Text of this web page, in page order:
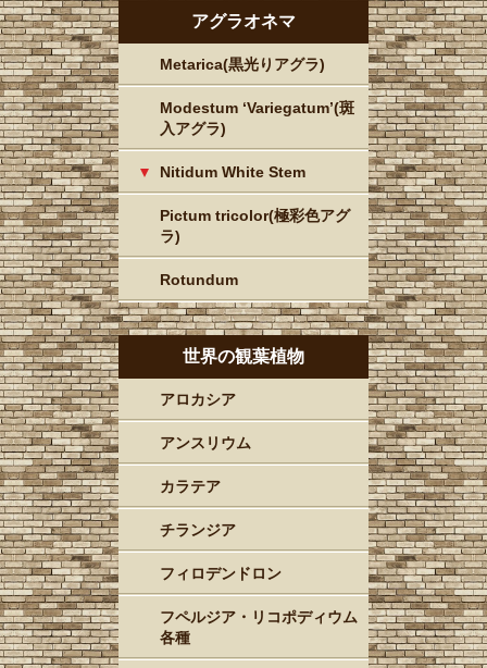
アグラオネマ
Metarica(黒光りアグラ)
Modestum ‘Variegatum’(斑
入アグラ)
Nitidum White Stem
Pictum tricolor(極彩色アグ
ラ)
Rotundum
世界の観葉植物
アロカシア
アンスリウム
カラテア
チランジア
フィロデンドロン
フペルジア・リコポディウム
各種